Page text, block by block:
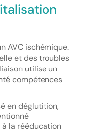
AVC ischémique.
et des troubles
utilise un
compétences
en déglutition,
la rééducation